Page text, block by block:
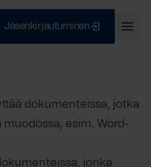
Jäsenkirjautuminen
dokumenteissa, jotka
esim. Word-
jonka